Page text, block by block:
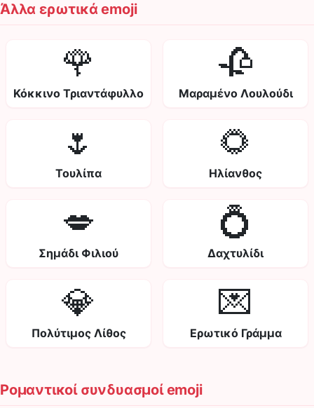
Άλλα ερωτικά emoji
🌹
Κόκκινο Τριαντάφυλλο
🥀
Μαραμένο Λουλούδι
🌷
Τουλίπα
🌻
Ηλίανθος
💋
Σημάδι Φιλιού
💍
Δαχτυλίδι
💎
Πολύτιμος Λίθος
💌
Ερωτικό Γράμμα
Ρομαντικοί συνδυασμοί emoji